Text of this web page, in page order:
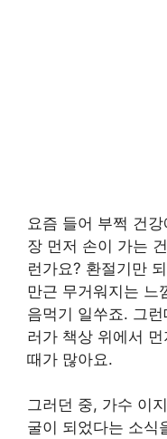
요즘 들어 부쩍 건
장 먼저 손이 가는
런가요? 환절기만
만근 무거워지는 느
음먹기 일쑤죠. 그
러가 책상 위에서
때가 많아요.
그러던 중, 가수 이
굴이 되었다는 소식